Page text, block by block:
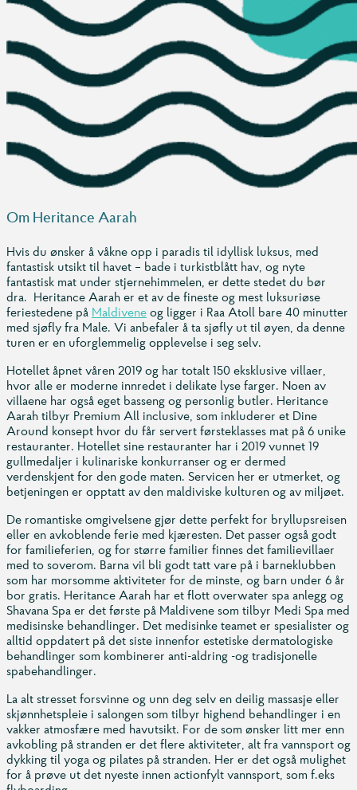
Om Heritance Aarah
Hvis du ønsker å våkne opp i paradis til idyllisk luksus, med
fantastisk utsikt til havet – bade i turkistblått hav, og nyte
fantastisk mat under stjernehimmelen, er dette stedet du bør
dra. Heritance Aarah er et av de fineste og mest luksuriøse
feriestedene på Maldivene og ligger i Raa Atoll bare 40 minutter
med sjøfly fra Male. Vi anbefaler å ta sjøfly ut til øyen, da denne
turen er en uforglemmelig opplevelse i seg selv.
Hotellet åpnet våren 2019 og har totalt 150 eksklusive villaer,
hvor alle er moderne innredet i delikate lyse farger. Noen av
villaene har også eget basseng og personlig butler. Heritance
Aarah tilbyr Premium All inclusive, som inkluderer et Dine
Around konsept hvor du får servert førsteklasses mat på 6 unike
restauranter. Hotellet sine restauranter har i 2019 vunnet 19
gullmedaljer i kulinariske konkurranser og er dermed
verdenskjent for den gode maten. Servicen her er utmerket, og
betjeningen er opptatt av den maldiviske kulturen og av miljøet.
De romantiske omgivelsene gjør dette perfekt for bryllupsreisen
eller en avkoblende ferie med kjæresten. Det passer også godt
for familieferien, og for større familier finnes det familievillaer
med to soverom. Barna vil bli godt tatt vare på i barneklubben
som har morsomme aktiviteter for de minste, og barn under 6 år
bor gratis. Heritance Aarah har et flott overwater spa anlegg og
Shavana Spa er det første på Maldivene som tilbyr Medi Spa med
medisinske behandlinger. Det medisinke teamet er spesialister og
alltid oppdatert på det siste innenfor estetiske dermatologiske
behandlinger som kombinerer anti-aldring -og tradisjonelle
spabehandlinger.
La alt stresset forsvinne og unn deg selv en deilig massasje eller
skjønnhetspleie i salongen som tilbyr highend behandlinger i en
vakker atmosfære med havutsikt. For de som ønsker litt mer enn
avkobling på stranden er det flere aktiviteter, alt fra vannsport og
dykking til yoga og pilates på stranden. Her er det også mulighet
for å prøve ut det nyeste innen actionfylt vannsport, som f.eks